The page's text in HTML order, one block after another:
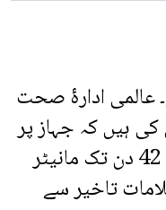
ادارۂ صحت
کی ہیں کہ جہاز پر
موجود تمام افراد کو کم از کم 42 دن تک مانیٹر
تاخیر سے